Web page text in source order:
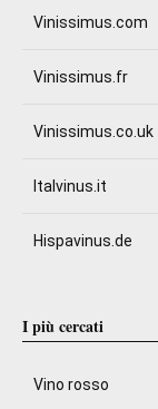
Vinissimus.com
Vinissimus.fr
Vinissimus.co.uk
Italvinus.it
Hispavinus.de
I più cercati
Vino rosso